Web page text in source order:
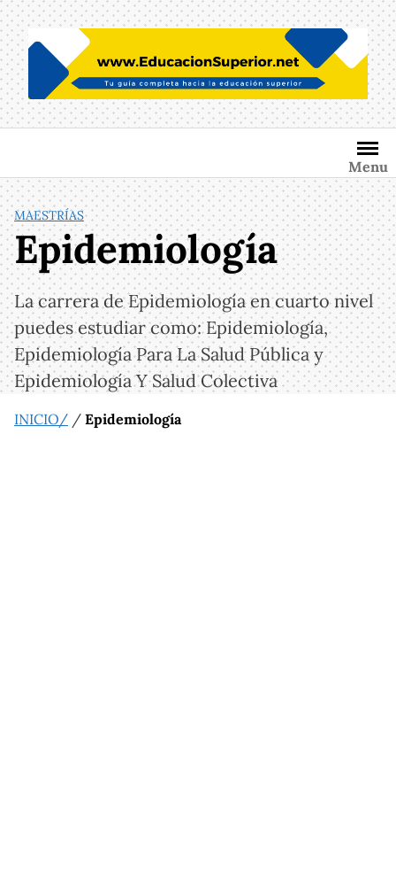
Saltar
al
contenido
Menu
MAESTRÍAS
Epidemiología
La carrera de Epidemiología en cuarto nivel
puedes estudiar como: Epidemiología,
Epidemiología Para La Salud Pública y
Epidemiología Y Salud Colectiva
INICIO/ / Epidemiología